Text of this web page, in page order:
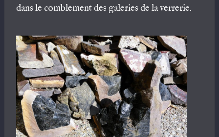
dans le comblement des galeries de la verrerie.